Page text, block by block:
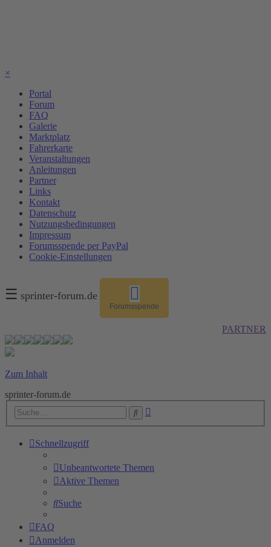
×
Portal
Forum
FAQ
Galerie
Marktplatz
Fahrerkarte
Veranstaltungen
Anleitungen
Partner
Links
Kontakt
Datenschutz
Nutzungsbedingungen
Impressum
Forumsspende per PayPal
Cookie-Einstellungen
☰ sprinter-forum.de
Forumsspende
PARTNER
Zum Inhalt
sprinter-forum.de
Suche
Schnellzugriff
Unbeantwortete Themen
Aktive Themen
Suche
FAQ
Anmelden